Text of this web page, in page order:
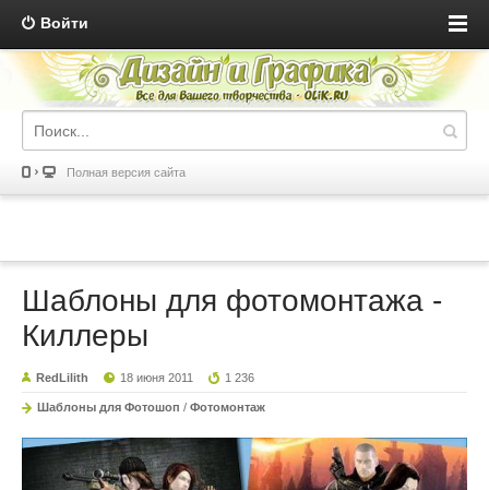
Войти
Полная версия сайта
Шаблоны для фотомонтажа -
Киллеры
RedLilith 18 июня 2011 1 236
Шаблоны для Фотошоп / Фотомонтаж